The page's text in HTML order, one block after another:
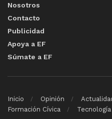
Nosotros
Contacto
Publicidad
Apoya a EF
Súmate a EF
Inicio Opinión
Formación Cívica